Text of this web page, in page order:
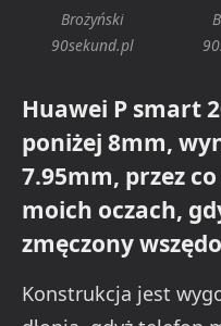
Brożyński
90sekund.pl
Huawei P smart
poniżej 8mm,
7.95mm, przez
moich oczach,
zmęczony
Konstrukcja jest